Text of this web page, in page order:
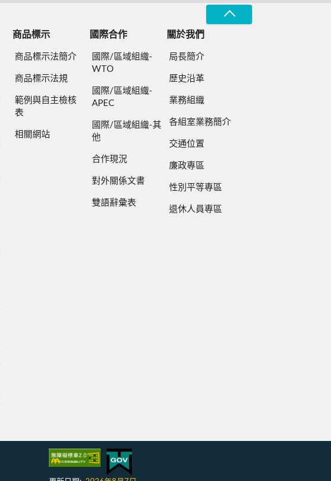
商品標示
商品標示法簡介
商品標示法規
範例與自主檢核
表
相關網站
國際合作
國際/區域組織-
WTO
國際/區域組織-
APEC
國際/區域組織-其
他
合作現況
對外關係文書
雙語辭彙表
關於我們
局長簡介
歷史沿革
業務組織
各組室業務簡介
交通位置
廉政專區
性別平等專區
退休人員專區